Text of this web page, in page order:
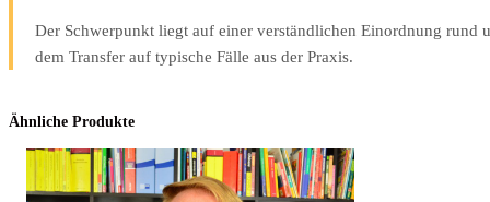
Der Schwerpunkt liegt auf einer verständlichen Einordnung rund
dem Transfer auf typische Fälle aus der Praxis.
Ähnliche Produkte